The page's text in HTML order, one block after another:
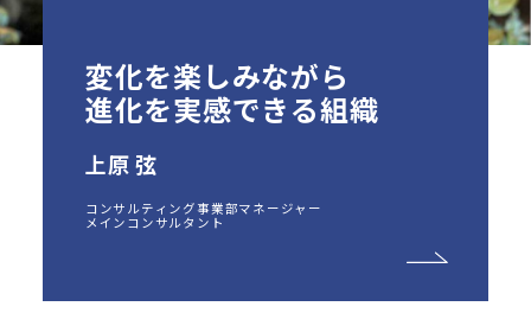
変化を楽しみながら
進化を実感できる組織
上原 弦
コンサルティング事業部マネージャー
メインコンサルタント